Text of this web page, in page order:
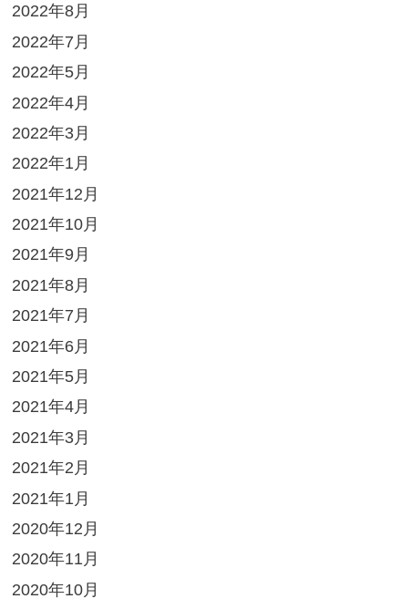
2022年8月
2022年7月
2022年5月
2022年4月
2022年3月
2022年1月
2021年12月
2021年10月
2021年9月
2021年8月
2021年7月
2021年6月
2021年5月
2021年4月
2021年3月
2021年2月
2021年1月
2020年12月
2020年11月
2020年10月